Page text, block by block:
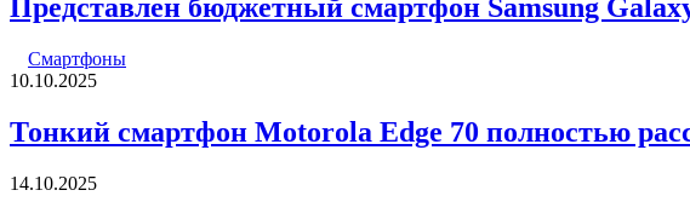
Представлен бюджетный смартфон Samsung
Смартфоны
10.10.2025
Тонкий смартфон Motorola Edge 70 полностью
14.10.2025